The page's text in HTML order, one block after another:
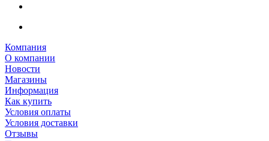
Компания
О компании
Новости
Магазины
Информация
Как купить
Условия оплаты
Условия доставки
Отзывы